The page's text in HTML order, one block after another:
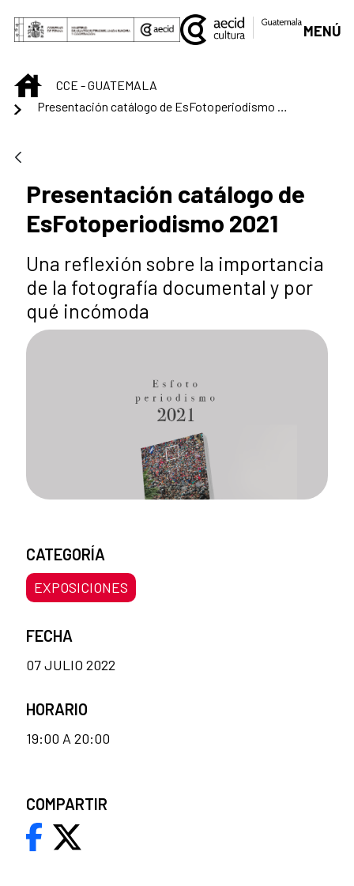
Saltar al contenido principal
MENÚ
INICIOCCE - GUATEMALA
Presentación catálogo de
EsFotoperiodismo 2021
Una reflexión sobre la importancia
de la fotografía documental y por
qué incómoda
CATEGORÍA
EXPOSICIONES
FECHA
07 JULIO 2022
HORARIO
19:00 A 20:00
COMPARTIR